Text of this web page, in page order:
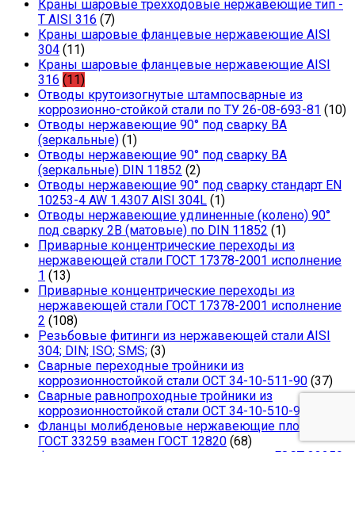
Краны шаровые трехходовые нержавеющие тип -
T AISI 316 (7)
Краны шаровые фланцевые нержавеющие AISI
304 (11)
Краны шаровые фланцевые нержавеющие AISI
316 (11)
Отводы крутоизогнутые штампосварные из
коррозионно-стойкой стали по ТУ 26-08-693-81 (10)
Отводы нержавеющие 90° под сварку ВА
(зеркальные) (1)
Отводы нержавеющие 90° под сварку ВА
(зеркальные) DIN 11852 (2)
Отводы нержавеющие 90° под сварку стандарт EN
10253-4 AW 1.4307 AISI 304L (1)
Отводы нержавеющие удлиненные (колено) 90°
под сварку 2В (матовые) по DIN 11852 (1)
Приварные концентрические переходы из
нержавеющей стали ГОСТ 17378-2001 исполнение
1 (13)
Приварные концентрические переходы из
нержавеющей стали ГОСТ 17378-2001 исполнение
2 (108)
Резьбовые фитинги из нержавеющей стали AISI
304; DIN; ISO; SMS; (3)
Сварные переходные тройники из
коррозионностойкой стали ОСТ 34-10-511-90 (37)
Сварные равнопроходные тройники из
коррозионностойкой стали ОСТ 34-10-510-90
Фланцы молибденовые нержавеющие плоские
ГОСТ 33259 взамен ГОСТ 12820 (68)
Фланцы нержавеющие воротниковые ГОСТ 33259